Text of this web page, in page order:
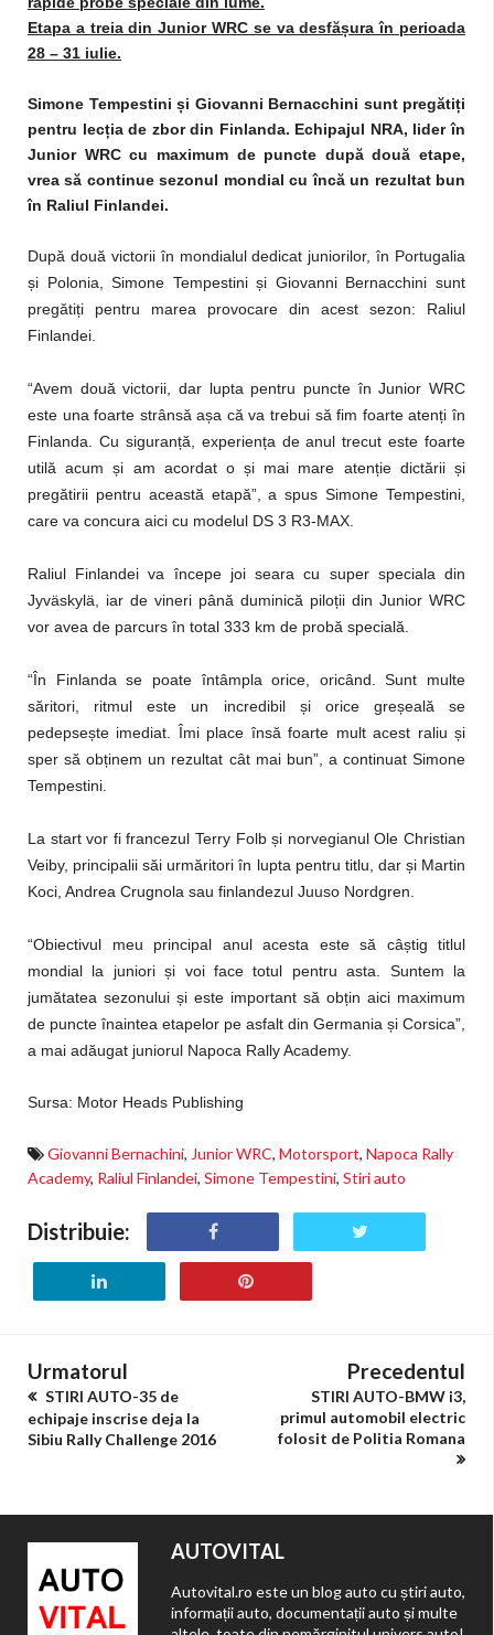
Etapa a treia din Junior WRC se va desfășura în perioada
28 – 31 iulie.
Simone Tempestini și Giovanni Bernacchini sunt pregătiți
pentru lecția de zbor din Finlanda. Echipajul NRA, lider în
Junior WRC cu maximum de puncte după două etape,
vrea să continue sezonul mondial cu încă un rezultat bun
în Raliul Finlandei.
După două victorii în mondialul dedicat juniorilor, în Portugalia
și Polonia, Simone Tempestini și Giovanni Bernacchini sunt
pregătiți pentru marea provocare din acest sezon: Raliul
Finlandei.
“Avem două victorii, dar lupta pentru puncte în Junior WRC
este una foarte strânsă așa că va trebui să fim foarte atenți în
Finlanda. Cu siguranță, experiența de anul trecut este foarte
utilă acum și am acordat o și mai mare atenție dictării și
pregătirii pentru această etapă”, a spus Simone Tempestini,
care va concura aici cu modelul DS 3 R3-MAX.
Raliul Finlandei va începe joi seara cu super speciala din
Jyväskylä, iar de vineri până duminică piloții din Junior WRC
vor avea de parcurs în total 333 km de probă specială.
“În Finlanda se poate întâmpla orice, oricând. Sunt multe
săritori, ritmul este un incredibil și orice greșeală se
pedepsește imediat. Îmi place însă foarte mult acest raliu și
sper să obținem un rezultat cât mai bun”, a continuat Simone
Tempestini.
La start vor fi francezul Terry Folb și norvegianul Ole Christian
Veiby, principalii săi urmăritori în lupta pentru titlu, dar și Martin
Koci, Andrea Crugnola sau finlandezul Juuso Nordgren.
“Obiectivul meu principal anul acesta este să câștig titlul
mondial la juniori și voi face totul pentru asta. Suntem la
jumătatea sezonului și este important să obțin aici maximum
de puncte înaintea etapelor pe asfalt din Germania și Corsica”,
a mai adăugat juniorul Napoca Rally Academy.
Sursa: Motor Heads Publishing
Giovanni Bernachini, Junior WRC, Motorsport, Napoca Rally
Academy, Raliul Finlandei, Simone Tempestini, Stiri auto
Distribuie:
Urmatorul
STIRI AUTO-35 de
echipaje inscrise deja la
Sibiu Rally Challenge 2016
Precedentul
STIRI AUTO-BMW i3,
primul automobil electric
folosit de Politia Romana
AUTOVITAL
Autovital.ro este un blog auto cu știri auto,
informații auto, documentații auto și multe